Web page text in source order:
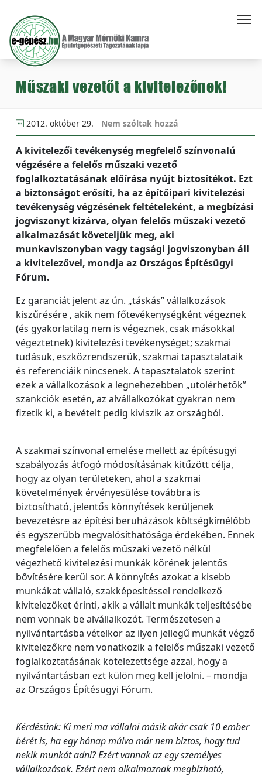
Műszaki vezetőt a kivitelezőnek!
2012. október 29. Nem szóltak hozzá
A kivitelezői tevékenység megfelelő színvonalú
végzésére a felelős műszaki vezető
foglalkoztatásának előírása nyújt biztosítékot. Ezt
a biztonságot erősíti, ha az építőipari kivitelezési
tevékenység végzésének feltételeként, a megbízási
jogviszonyt kizárva, olyan felelős műszaki vezető
alkalmazását követeljük meg, aki
munkaviszonyban vagy tagsági jogviszonyban áll
a kivitelezővel, mondja az Országos Építésügyi
Fórum.
Ez garanciát jelent az ún. „táskás” vállalkozások
kiszűrésére , akik nem főtevékenységként végeznek
(és gyakorlatilag nem is végeznek, csak másokkal
végeztetnek) kivitelezési tevékenységet; szakmai
tudásuk, eszközrendszerük, szakmai tapasztalataik
és referenciáik nincsenek. A tapasztalatok szerint
ezek a vállalkozások a legnehezebben „utolérhetők”
szankciók esetén, az alvállalkozókat gyakran nem
fizetik ki, a bevételt pedig kiviszik az országból.
A szakmai színvonal emelése mellett az építésügyi
szabályozás átfogó módosításának kitűzött célja,
hogy az olyan területeken, ahol a szakmai
követelmények érvényesülése továbbra is
biztosítható, jelentős könnyítések kerüljenek
bevezetésre az építési beruházások költségkímélőbb
és egyszerűbb megvalósíthatósága érdekében. Ennek
megfelelően a felelős műszaki vezető nélkül
végezhető kivitelezési munkák körének jelentős
bővítésére kerül sor. A könnyítés azokat a kisebb
munkákat vállaló, szakképesítéssel rendelkező
kivitelezőket érinti, akik a vállalt munkák teljesítésébe
nem vonnak be alvállalkozót. Természetesen a
nyilvántartásba vételkor az ilyen jellegű munkát végző
kivitelezőkre nem vonatkozik a felelős műszaki vezető
foglalkoztatásának kötelezettsége azzal, hogy a
nyilvántartásban ezt külön meg kell jelölni. – mondja
az Országos Építésügyi Fórum.
Kérdésünk: Ki meri ma vállalni másik akár csak 10 ember
bérét is, ha egy hónap múlva már nem biztos, hogy tud
nekik munkát adni? Ezért vannak az egy személyes
vállalkozások. Ezért nem alkalmaznak megbízható,